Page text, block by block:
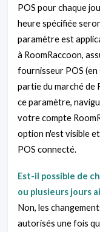
POS pour chaque
heure spécifiée
paramètre est
à RoomRaccoon,
fournisseur POS
partie du marché de
ce paramètre,
votre compte
option n'est visible
POS connecté.
Est-il possible de
ou plusieurs jours
Non, les
autorisés une fois